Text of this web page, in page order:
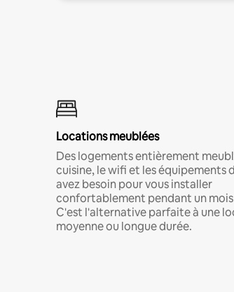
Locations meublées
Des logements entièrement
cuisine, le wifi et les équipements
avez besoin pour vous installer
confortablement pendant un mois
C'est l'alternative parfaite à une
moyenne ou longue durée.